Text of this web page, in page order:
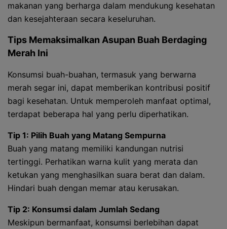
makanan yang berharga dalam mendukung kesehatan
dan kesejahteraan secara keseluruhan.
Tips Memaksimalkan Asupan Buah Berdaging
Merah Ini
Konsumsi buah-buahan, termasuk yang berwarna
merah segar ini, dapat memberikan kontribusi positif
bagi kesehatan. Untuk memperoleh manfaat optimal,
terdapat beberapa hal yang perlu diperhatikan.
Tip 1: Pilih Buah yang Matang Sempurna
Buah yang matang memiliki kandungan nutrisi
tertinggi. Perhatikan warna kulit yang merata dan
ketukan yang menghasilkan suara berat dan dalam.
Hindari buah dengan memar atau kerusakan.
Tip 2: Konsumsi dalam Jumlah Sedang
Meskipun bermanfaat, konsumsi berlebihan dapat